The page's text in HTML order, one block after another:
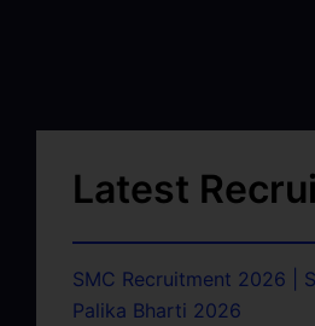
Latest
SMC Recruitment 2026 |
Palika Bharti 2026